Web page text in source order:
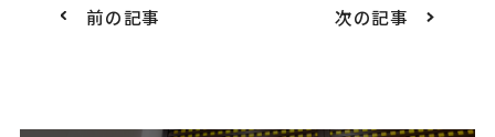
前の記事 次の記事